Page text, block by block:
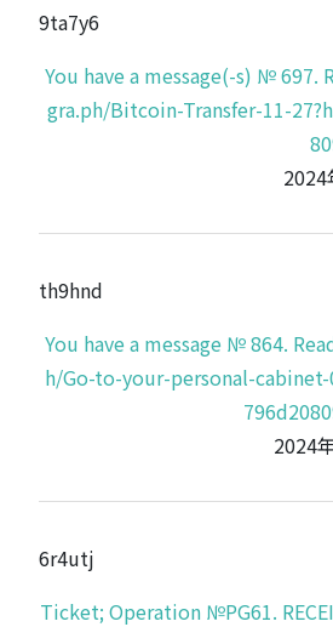
9ta7y6
You have a message(-s) № 697.
gra.ph/Bitcoin-Transfer-11-
2024
th9hnd
You have a message № 864.
h/Go-to-your-personal-cabinet-
2024
6r4utj
Ticket; Operation №PG61.